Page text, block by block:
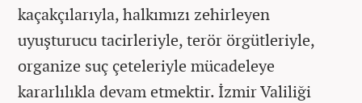
kaçakçılarıyla, halkımızı zehirleyen
uyuşturucu tacirleriyle, terör örgütleriyle,
organize suç çeteleriyle mücadeleye
kararlılıkla devam etmektir. İzmir Valiliği